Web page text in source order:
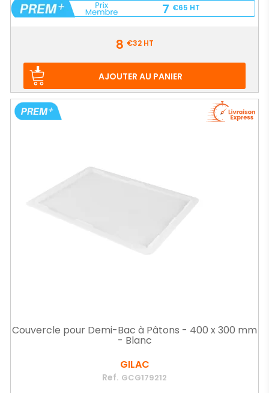
7 €65 HT
8 €32HT
AJOUTER AU PANIER
Couvercle pour Demi-Bac à Pâtons - 400 x 300 mm
- Blanc
GILAC
Ref. GCG179212